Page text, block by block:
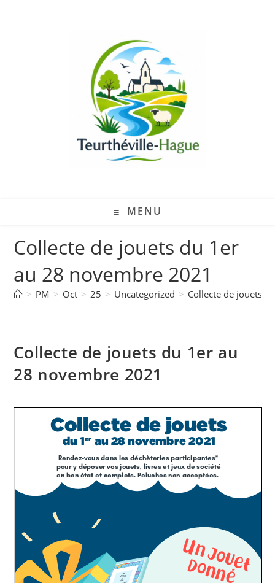
MENU
Collecte de jouets du 1er
au 28 novembre 2021
> PM > Oct > 25 > Uncategorized > Collecte de jouets
Collecte de jouets du 1er au
28 novembre 2021